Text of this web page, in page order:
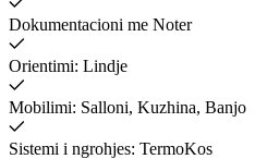
Dokumentacioni me Noter
Orientimi: Lindje
Mobilimi: Salloni, Kuzhina, Banjo
Sistemi i ngrohjes: TermoKos